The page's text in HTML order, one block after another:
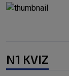
N1 KVIZ